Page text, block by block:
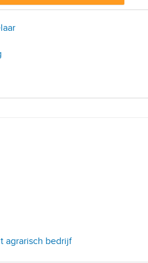
agrarisch bedrijf